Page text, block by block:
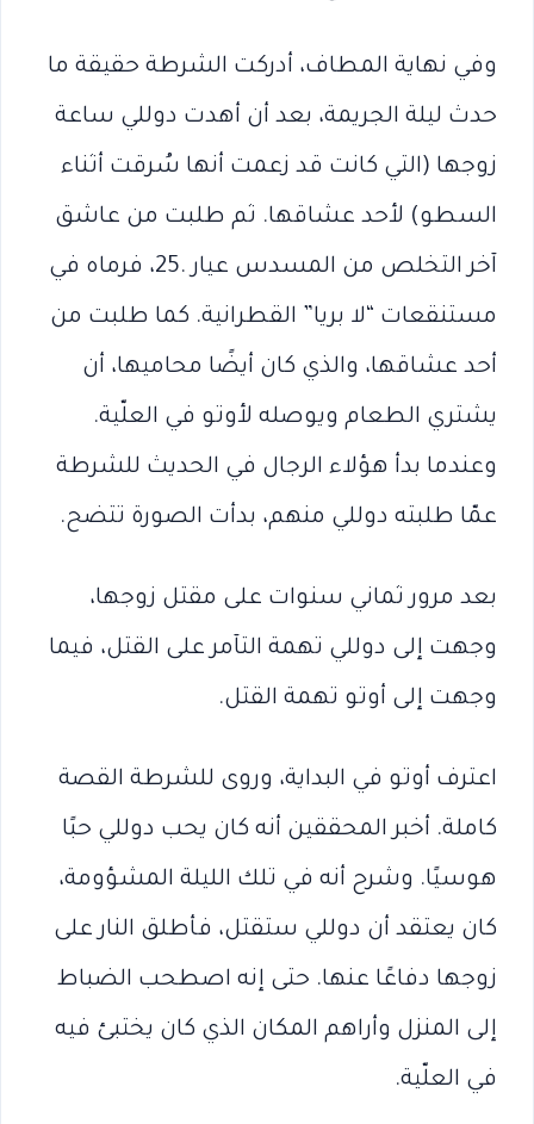
وفي نهاية المطاف، أدركت الشرطة حقيقة ما
حدث ليلة الجريمة، بعد أن أهدت دوللي ساعة
زوجها (التي كانت قد زعمت أنها سُرقت أثناء
السطو) لأحد عشاقها. ثم طلبت من عاشق
آخر التخلص من المسدس عيار .25، فرماه في
مستنقعات “لا بريا” القطرانية. كما طلبت من
أحد عشاقها، والذي كان أيضًا محاميها، أن
يشتري الطعام ويوصله لأوتو في العلّية.
وعندما بدأ هؤلاء الرجال في الحديث للشرطة
عمّا طلبته دوللي منهم، بدأت الصورة تتضح.
بعد مرور ثماني سنوات على مقتل زوجها،
وجهت إلى دوللي تهمة التآمر على القتل، فيما
وجهت إلى أوتو تهمة القتل.
اعترف أوتو في البداية، وروى للشرطة القصة
كاملة. أخبر المحققين أنه كان يحب دوللي حبًا
هوسيًا. وشرح أنه في تلك الليلة المشؤومة،
كان يعتقد أن دوللي ستقتل، فأطلق النار على
زوجها دفاعًا عنها. حتى إنه اصطحب الضباط
إلى المنزل وأراهم المكان الذي كان يختبئ فيه
في العلّية.